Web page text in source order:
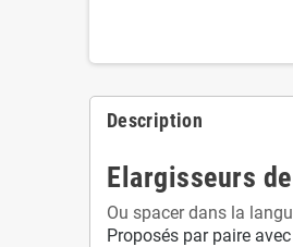
Description
Elargisseurs
Ou spacer dans la
Proposés par paire